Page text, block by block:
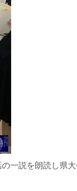
一説を朗読し県